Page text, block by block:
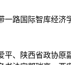
一路国际智库经济
、陕西省政协